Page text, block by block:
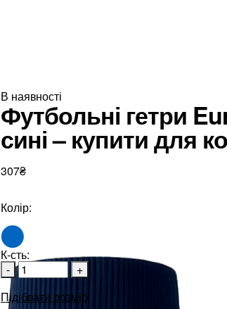
В наявності
Футбольні гетри
сині – купити для
307₴
Колір:
К-сть:
-
+
Підібрати розмір